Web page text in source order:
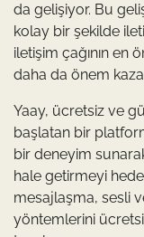
da gelişiyor. Bu
kolay bir şekilde
iletişim çağının en
daha da önem
Yaay, ücretsiz ve
başlatan bir
bir deneyim
hale getirmeyi
mesajlaşma, sesli
yöntemlerini